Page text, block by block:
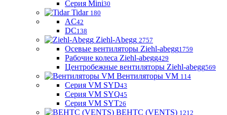
Серия Mini30
Tidar 180
AC42
DC138
Ziehl-Abegg 2757
Осевые вентиляторы Ziehl-abegg1759
Рабочие колеса Ziehl-abegg429
Центробежные вентиляторы Ziehl-abegg569
Вентиляторы VM 114
Серия VM SYD43
Серия VM SYQ45
Серия VM SYT26
ВЕНТС (VENTS) 1212